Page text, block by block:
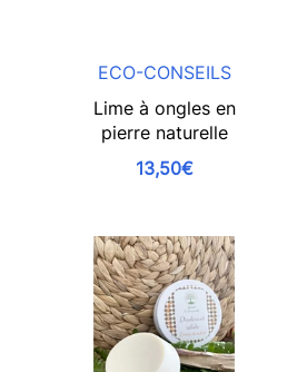
ECO-CONSEILS
Lime à ongles en
pierre naturelle
13,50€